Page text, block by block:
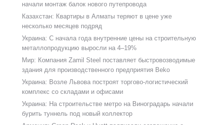
начали монтаж балок нового путепровода
Казахстан: Квартиры в Алматы теряют в цене уже
несколько месяцев подряд
Украина: С начала года внутренние цены на строительную
металлопродукцию выросли на 4–19%
Мир: Компания Zamil Steel поставляет быстровозводимые
здания для производственного предприятия Beko
Украина: Возле Львова построят торгово-логистический
комплекс со складами и офисами
Украина: На строительстве метро на Виноградарь начали
бурить туннель под новый коллектор